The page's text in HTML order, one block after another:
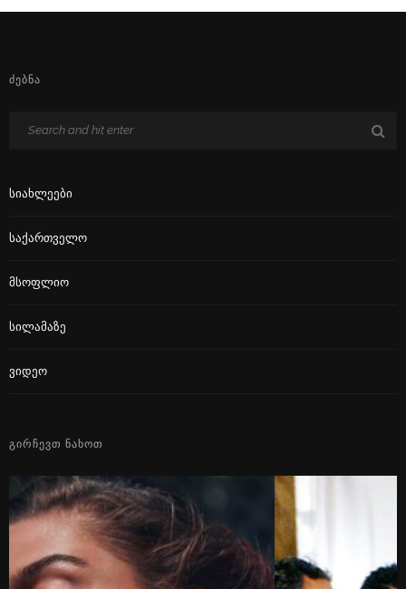
ᲫᲔᲑᲜᲐ
Სიახლეები
Საქართველო
Მსოფლიო
Სილამაზე
Ვიდეო
ᲒᲘᲠᲩᲔᲕᲗ ᲜᲐᲮᲝᲗ